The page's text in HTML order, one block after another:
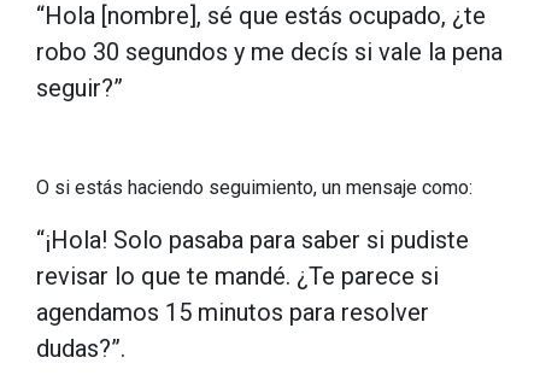
“Hola [nombre], sé que estás ocupado, ¿te
robo 30 segundos y me decís si vale la pena
seguir?”
O si estás haciendo seguimiento, un mensaje como:
“¡Hola! Solo pasaba para saber si pudiste
revisar lo que te mandé. ¿Te parece si
agendamos 15 minutos para resolver
dudas?”.